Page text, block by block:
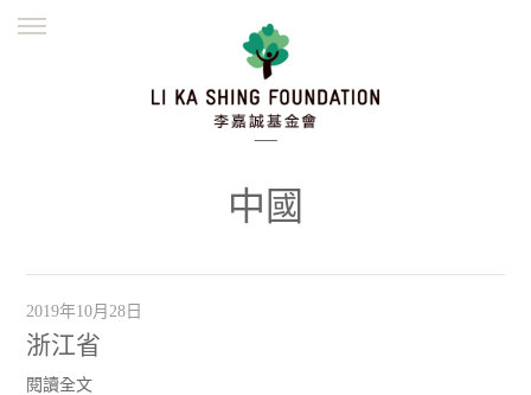
繁體
中國
2019年10月28日
浙江省
閱讀全文